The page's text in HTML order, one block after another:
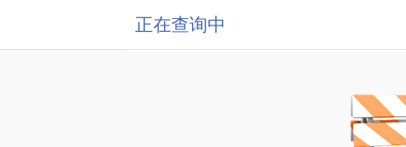
正在查询中